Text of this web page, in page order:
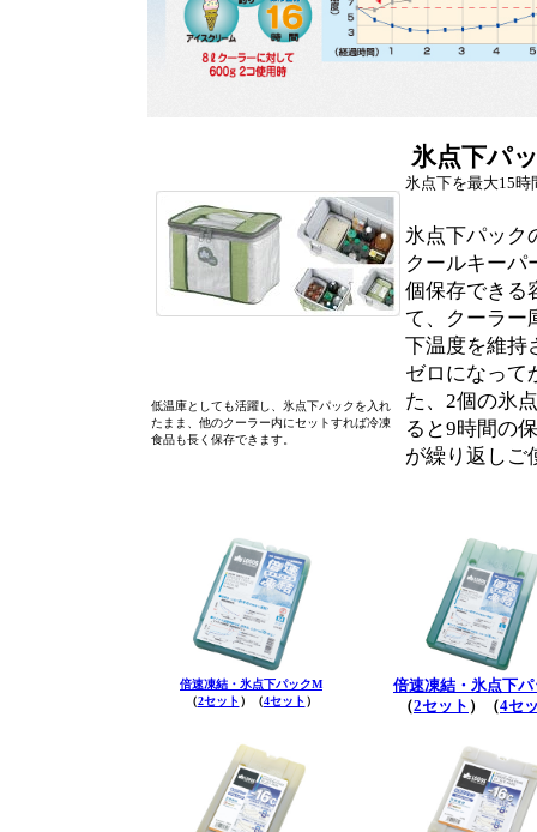
氷点下パ
氷点下を最大15時
氷点下パック
クールキーパ
個保存できる
て、クーラー
下温度を維持
ゼロになって
た、2個の氷
ると9時間の
が繰り返しご
低温庫としても活躍し、氷点下パックを入れ
たまま、他のクーラー内にセットすれば冷凍
食品も長く保存できます。
倍速凍結・氷点下パックM
（2セット ）（4セット ）
倍速凍結・氷点下
（2セット ）（4セ